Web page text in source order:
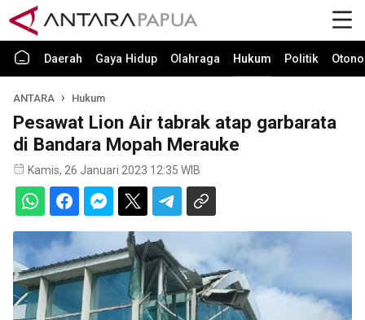
Daerah Gaya Hidup Olahraga Hukum Politik
ANTARA Hukum
Pesawat Lion Air tabrak atap garbarata
di Bandara Mopah Merauke
Kamis, 26 Januari 2023 12:35 WIB